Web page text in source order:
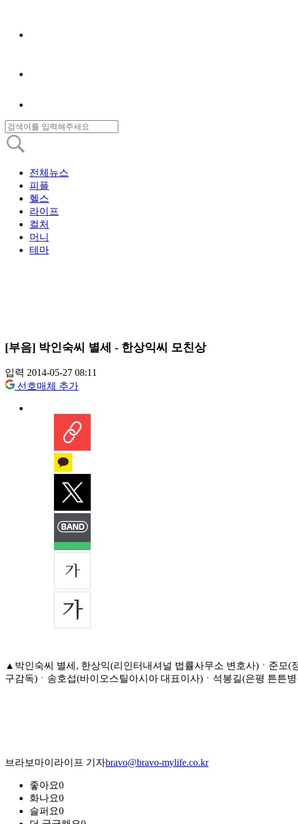
전체뉴스
피플
헬스
라이프
컬처
머니
테마
[부음] 박인숙씨 별세 - 한상익씨 모친상
입력 2014-05-27 08:11
선호매체 추가
▲박인숙씨 별세, 한상익(리인터내셔널 법률사무소 변호사)ㆍ준모
구감독)ㆍ송호섭(바이오스틸아시아 대표이사)ㆍ석봉길(은평 튼튼
브라보마이라이프 기자bravo@bravo-mylife.co.kr
좋아요0
화나요0
슬퍼요0